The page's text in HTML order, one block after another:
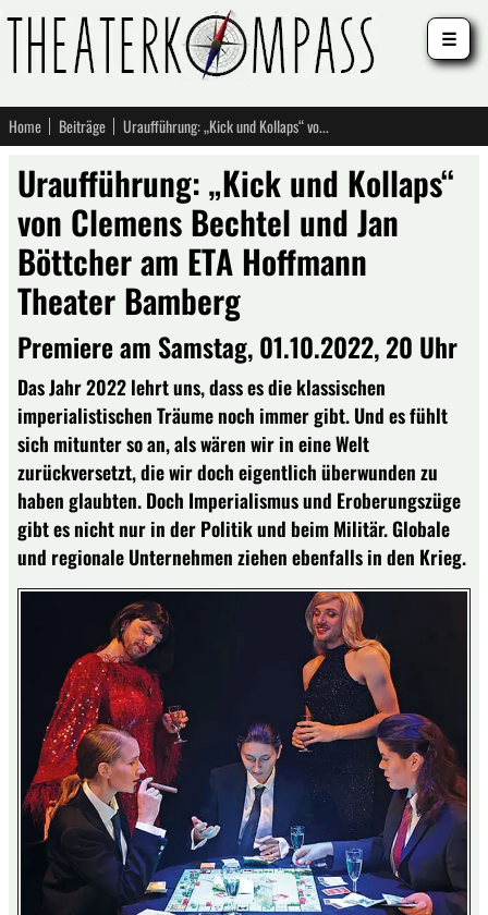
Home Beiträge Uraufführung: „Kick und Kollaps“ von Clemens Bechtel und Jan Böttcher am ETA Hoffmann Theater Bamberg
Uraufführung: „Kick und Kollaps“
von Clemens Bechtel und Jan
Böttcher am ETA Hoffmann
Theater Bamberg
Premiere am Samstag, 01.10.2022, 20 Uhr
Das Jahr 2022 lehrt uns, dass es die klassischen
imperialistischen Träume noch immer gibt. Und es fühlt
sich mitunter so an, als wären wir in eine Welt
zurückversetzt, die wir doch eigentlich überwunden zu
haben glaubten. Doch Imperialismus und Eroberungszüge
gibt es nicht nur in der Politik und beim Militär. Globale
und regionale Unternehmen ziehen ebenfalls in den Krieg.
☰